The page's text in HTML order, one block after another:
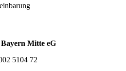
Mitte eG
5104 72